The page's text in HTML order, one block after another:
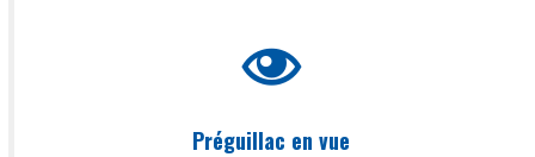
Préguillac en vue